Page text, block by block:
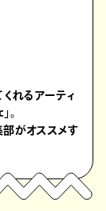
れるアーティ
。
部がオススメす